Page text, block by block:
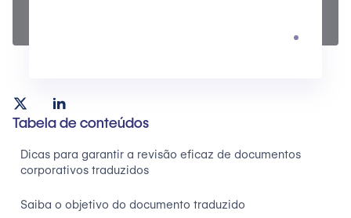
Tabela de conteúdos
Dicas para garantir a revisão eficaz de documentos
corporativos traduzidos
Saiba o objetivo do documento traduzido